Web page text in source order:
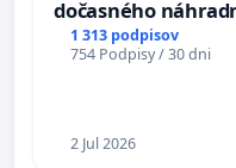
dočasného
premostenia Váhu
uzávery Vážskeho
1 313 podpisov
754 Podpisy / 30 dni
2 Jul 2026